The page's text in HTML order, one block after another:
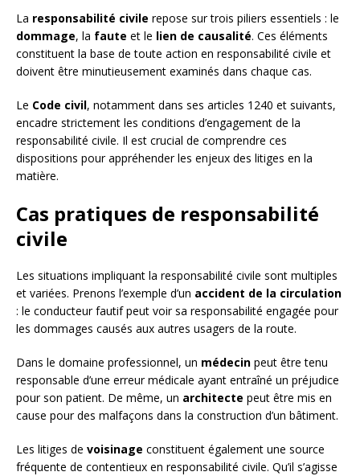
La responsabilité civile repose sur trois piliers essentiels : le
dommage, la faute et le lien de causalité. Ces éléments
constituent la base de toute action en responsabilité civile et
doivent être minutieusement examinés dans chaque cas.
Le Code civil, notamment dans ses articles 1240 et suivants,
encadre strictement les conditions d’engagement de la
responsabilité civile. Il est crucial de comprendre ces
dispositions pour appréhender les enjeux des litiges en la
matière.
Cas pratiques de responsabilité
civile
Les situations impliquant la responsabilité civile sont multiples
et variées. Prenons l’exemple d’un accident de la circulation
: le conducteur fautif peut voir sa responsabilité engagée pour
les dommages causés aux autres usagers de la route.
Dans le domaine professionnel, un médecin peut être tenu
responsable d’une erreur médicale ayant entraîné un préjudice
pour son patient. De même, un architecte peut être mis en
cause pour des malfaçons dans la construction d’un bâtiment.
Les litiges de voisinage constituent également une source
fréquente de contentieux en responsabilité civile. Qu’il s’agisse